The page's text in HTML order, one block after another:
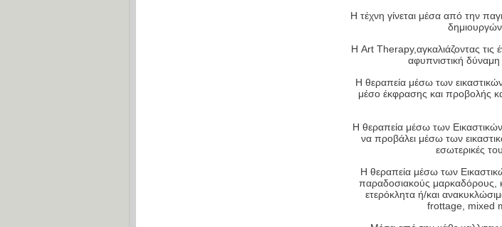
Η τέχνη γίνεται μέσα από την
Η Art Therapy,αγκαλιάζοντας τις
αφυπνιστική δύναμη
Η θεραπεία μέσω των
μέσο έκφρασης και προβολής
Η θεραπεία μέσω των
να προβάλει μέσω των
εσωτερικές
Η θεραπεία μέσω των
παραδοσιακούς μαρκαδόρους,
ετερόκλητα ή/και
frottage, mixed